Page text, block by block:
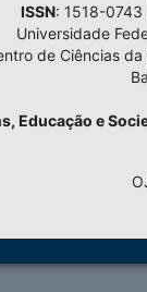
ISSN: 1518-0743 |
Universidade
de Ciências
Educação e